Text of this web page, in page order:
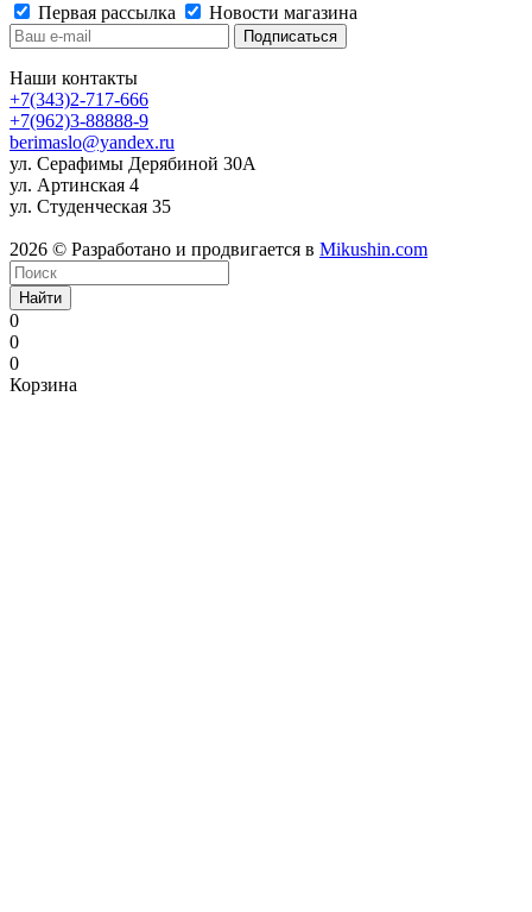
Первая рассылка
Новости магазина
Наши контакты
+7(343)2-717-666
+7(962)3-88888-9
berimaslo@yandex.ru
ул. Серафимы Дерябиной 30А
ул. Артинская 4
ул. Студенческая 35
2026 © Разработано и продвигается в Mikushin.com
Найти
0
0
0
Корзина